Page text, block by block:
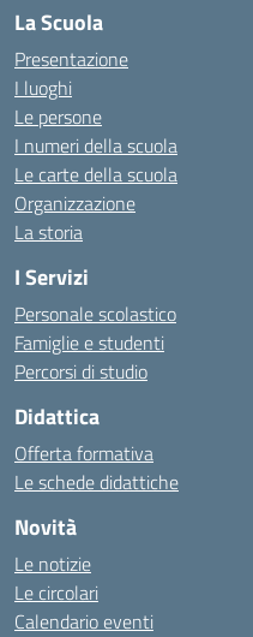
La Scuola
Presentazione
I luoghi
Le persone
I numeri della scuola
Le carte della scuola
Organizzazione
La storia
I Servizi
Personale scolastico
Famiglie e studenti
Percorsi di studio
Didattica
Offerta formativa
Le schede didattiche
Novità
Le notizie
Le circolari
Calendario eventi